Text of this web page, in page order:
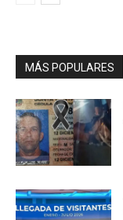
MÁS POPULARES